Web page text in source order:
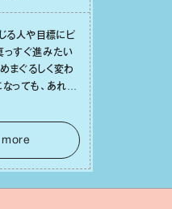
じる⼈や⽬標にピ
っすぐ進みたい
まぐるしく変わ
なっても、あれこ
のことに集中しま
が、あなたにと
果を引き寄せま